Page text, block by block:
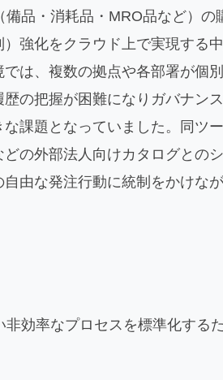
品・消耗品・MRO品など）の
強化をクラウド上で実現する
は、複数の拠点や各部署が個
の把握が困難になりガバナン
課題となっていました。同ツ
の外部法人向けカタログとの
由な発注行動に統制をかけな
効率なプロセスを標準化する